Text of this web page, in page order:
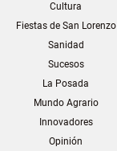
Cultura
Fiestas de San Lorenzo
Sanidad
Sucesos
La Posada
Mundo Agrario
Innovadores
Opinión